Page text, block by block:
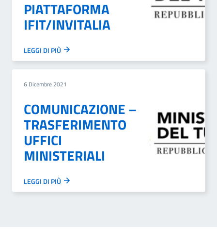
PIATTAFORMA
IFIT/INVITALIA
LEGGI DI PIÙ
6 Dicembre 2021
COMUNICAZIONE –
TRASFERIMENTO
UFFICI
MINISTERIALI
LEGGI DI PIÙ